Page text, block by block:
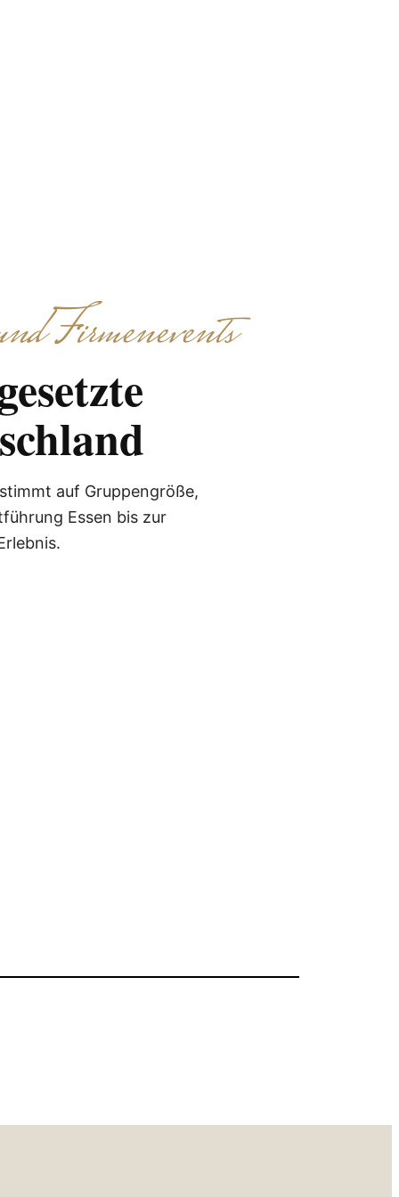
Firmenevents
auf Gruppengröße,
Essen bis zur